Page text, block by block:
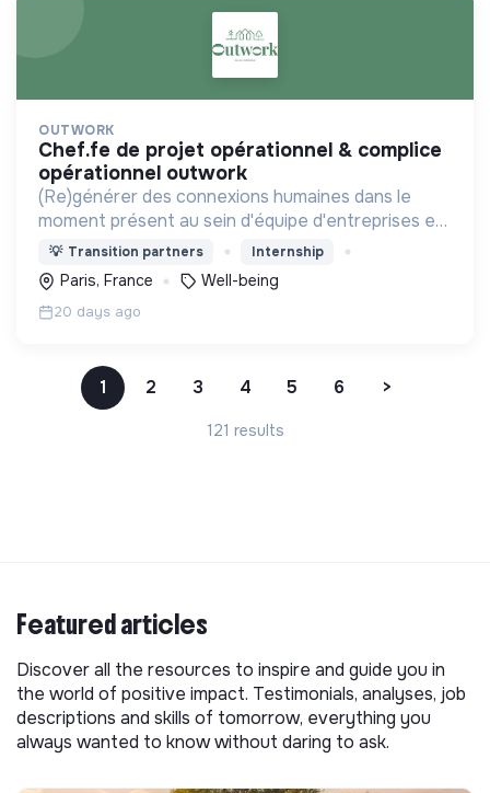
OUTWORK
chef.fe de projet opérationnel & complice
opérationnel outwork
(Re)générer des connexions humaines dans le
moment présent au sein d'équipe d'entreprises en
proposant des expériences à fort impact humain
et à faible impact environnemental.
💡 Transition partners Internship
Paris, France Well-being
20 days ago
1 2 3 4 5 6 >
121 results
Featured articles
Discover all the resources to inspire and guide you in
the world of positive impact. Testimonials, analyses, job
descriptions and skills of tomorrow, everything you
always wanted to know without daring to ask.